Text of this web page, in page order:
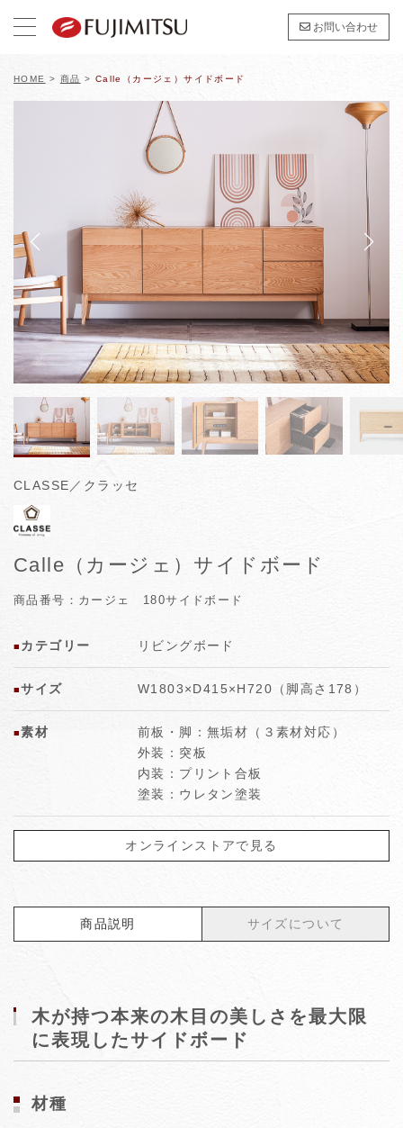
お問い合わせ
HOME > 商品 > Calle（カージェ）サイドボード
CLASSE／クラッセ
Calle（カージェ）サイドボード
商品番号：カージェ 180サイドボード
■ カテゴリー リビングボード
■サイズ W1803×D415×H720（脚高さ178）
■素材
前板・脚：無垢材（３素材対応）
外装：突板
内装：プリント合板
塗装：ウレタン塗装
オンラインストアで見る
商品説明 サイズについて
木が持つ本来の木目の美しさを最大限
に表現したサイドボード
材種